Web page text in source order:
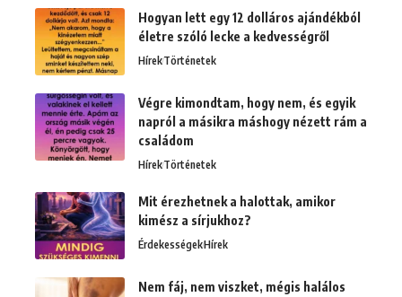
Hogyan lett egy 12 dolláros ajándékból
életre szóló lecke a kedvességről
HírekTörténetek
Végre kimondtam, hogy nem, és egyik
napról a másikra máshogy nézett rám a
családom
HírekTörténetek
Mit érezhetnek a halottak, amikor
kimész a sírjukhoz?
ÉrdekességekHírek
Nem fáj, nem viszket, mégis halálos